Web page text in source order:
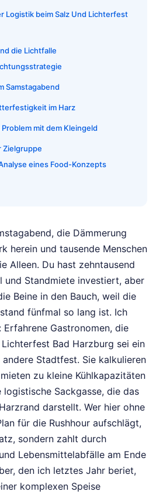
Logistik beim Salz Und Lichterfest
die Lichtfalle
Samstagabend
im Harz
mit dem Kleingeld
Zielgruppe
eines Food-Konzepts
die Dämmerung
herein und tausende Menschen
Alleen. Du hast zehntausend
und Standmiete investiert, aber
Beine in den Bauch, weil die
fünfmal so lang ist. Ich
Gastronomen, die
Bad Harzburg sei ein
Stadtfest. Sie kalkulieren
zu kleine Kühlkapazitäten
Sackgasse, die das
darstellt. Wer hier ohne
für die Rushhour aufschlägt,
sondern zahlt durch
Lebensmittelabfälle am Ende
den ich letztes Jahr beriet,
komplexen Speise